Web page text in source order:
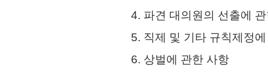
4. 파견 대의원의 선출에 관
5. 직제 및 기타 규칙제정에
6. 상벌에 관한 사항